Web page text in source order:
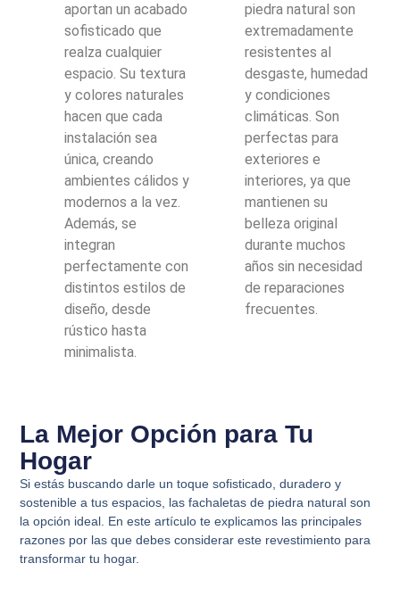
La Mejor Opción para Tu
Hogar
Si estás buscando darle un toque sofisticado, duradero y
sostenible a tus espacios, las fachaletas de piedra natural son
la opción ideal. En este artículo te explicamos las principales
razones por las que debes considerar este revestimiento para
transformar tu hogar.
aportan un acabado
sofisticado que
realza cualquier
espacio. Su textura
y colores naturales
hacen que cada
instalación sea
única, creando
ambientes cálidos y
modernos a la vez.
Además, se
integran
perfectamente con
distintos estilos de
diseño, desde
rústico hasta
minimalista.
piedra natural son
extremadamente
resistentes al
desgaste, humedad
y condiciones
climáticas. Son
perfectas para
exteriores e
interiores, ya que
mantienen su
belleza original
durante muchos
años sin necesidad
de reparaciones
frecuentes.